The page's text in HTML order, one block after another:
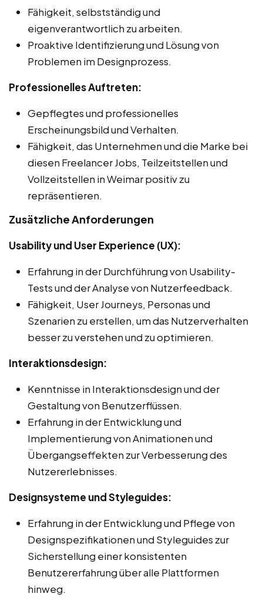
Fähigkeit, selbstständig und
eigenverantwortlich zu arbeiten.
Proaktive Identifizierung und Lösung von
Problemen im Designprozess.
Professionelles Auftreten:
Gepflegtes und professionelles
Erscheinungsbild und Verhalten.
Fähigkeit, das Unternehmen und die Marke bei
diesen Freelancer Jobs, Teilzeitstellen und
Vollzeitstellen in Weimar positiv zu
repräsentieren.
Zusätzliche Anforderungen
Usability und User Experience (UX):
Erfahrung in der Durchführung von Usability-
Tests und der Analyse von Nutzerfeedback.
Fähigkeit, User Journeys, Personas und
Szenarien zu erstellen, um das Nutzerverhalten
besser zu verstehen und zu optimieren.
Interaktionsdesign:
Kenntnisse in Interaktionsdesign und der
Gestaltung von Benutzerflüssen.
Erfahrung in der Entwicklung und
Implementierung von Animationen und
Übergangseffekten zur Verbesserung des
Nutzererlebnisses.
Designsysteme und Styleguides:
Erfahrung in der Entwicklung und Pflege von
Designspezifikationen und Styleguides zur
Sicherstellung einer konsistenten
Benutzererfahrung über alle Plattformen
hinweg.